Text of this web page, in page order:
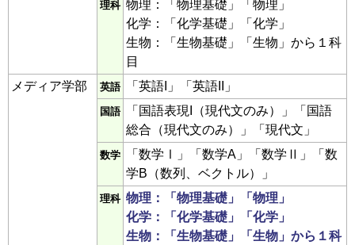
理科 物理：「物理基礎」「物理」
化学：「化学基礎」「化学」
生物：「生物基礎」「生物」から１科
目
メディア学部
英語 「英語I」「英語II」
国語
「国語表現I（現代文のみ）」「国語
総合（現代文のみ）」「現代文」
数学
「数学Ⅰ」「数学A」「数学Ⅱ」「数
学B（数列、ベクトル）」
理科 物理：「物理基礎」「物理」
化学：「化学基礎」「化学」
生物：「生物基礎」「生物」から１科